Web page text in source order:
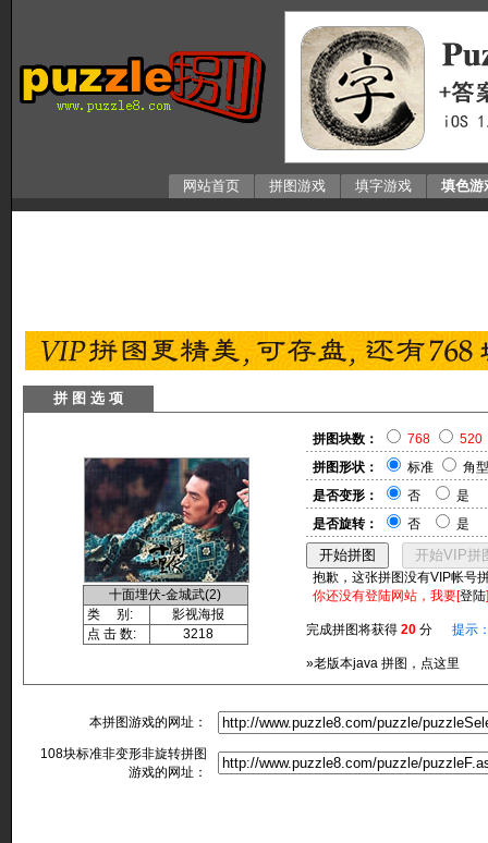
网站首页 拼图游戏 填字游戏 填色游
拼 图 选 项
十面埋伏-金城武(2)
类 别:
影视海报
点 击 数:
3218
拼图块数： 768
520
拼图形状：
标准
角型
是否变形：
否
是
是否旋转：
否 是
抱歉，这张拼图没有VIP帐号
你还没有登陆网站，我要[登陆
完成拼图将获得 20 分 提示
»老版本java 拼图，点这里
本拼图游戏的网址：
108块标准非变形非旋转拼图
游戏的网址：